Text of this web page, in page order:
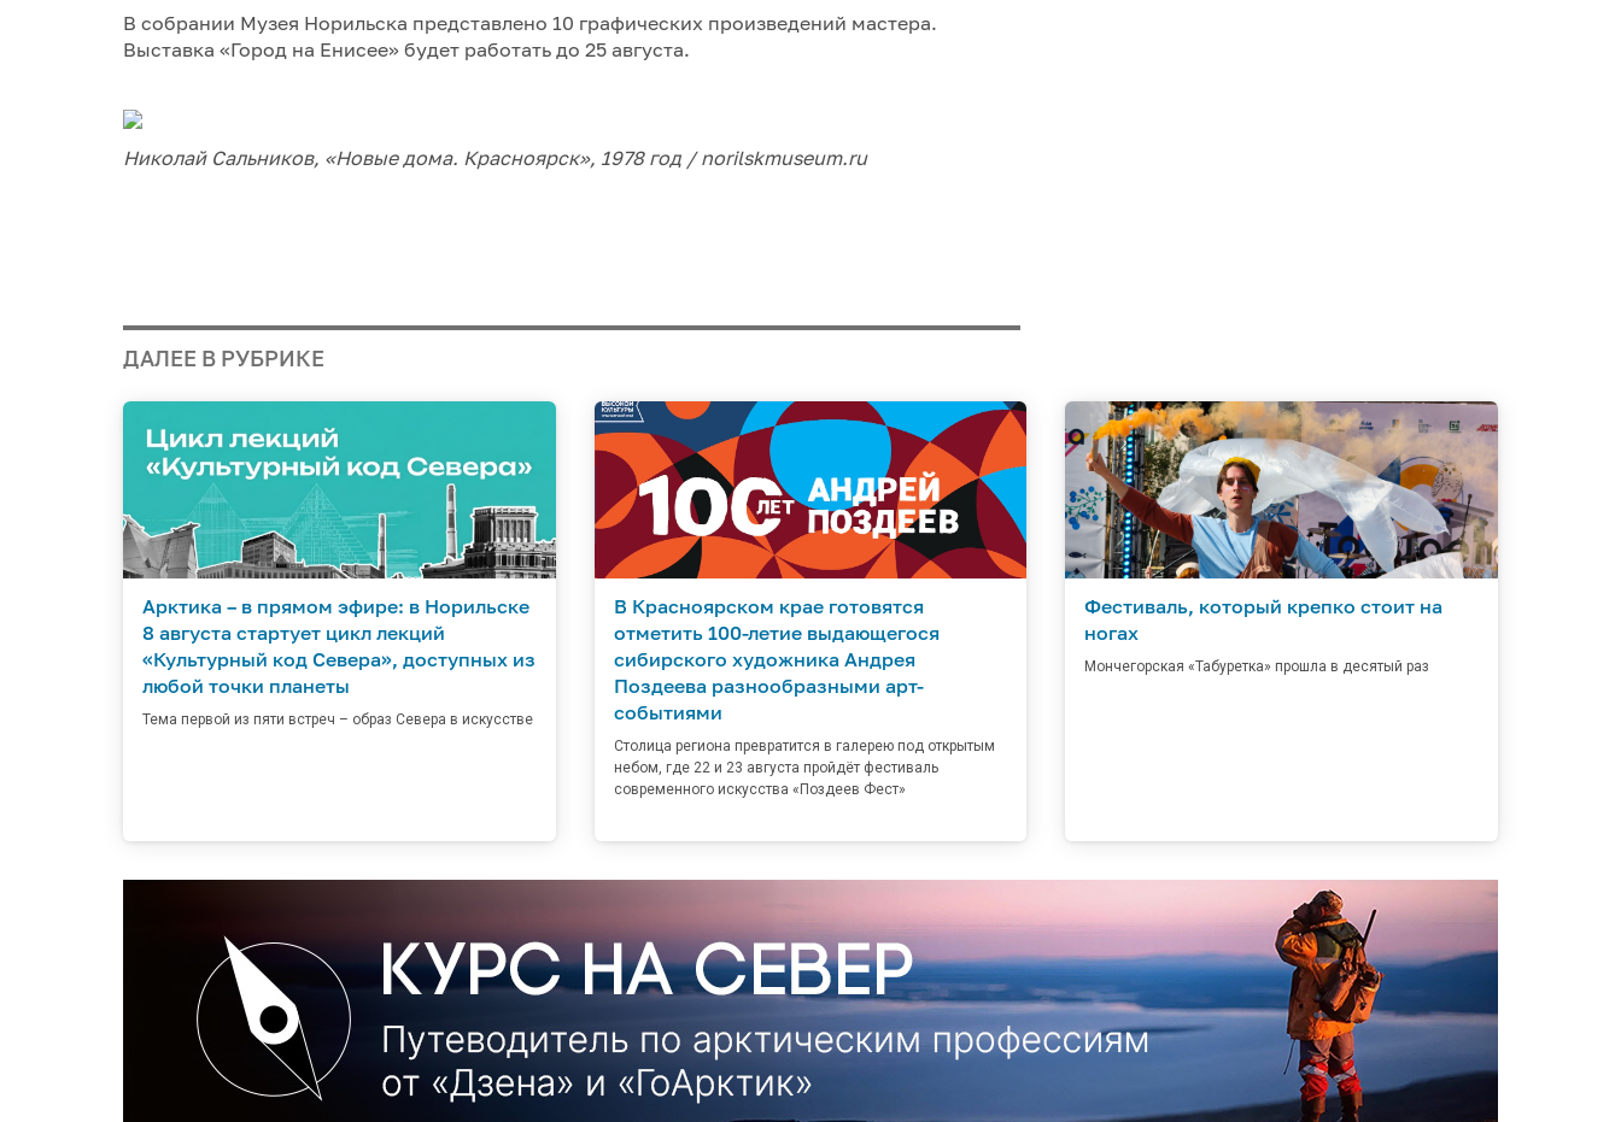
В собрании Музея Норильска представлено 10 графических произведений мастера.
Выставка «Город на Енисее» будет работать до 25 августа.
Николай Сальников, «Новые дома. Красноярск», 1978 год / norilskmuseum.ru
ДАЛЕЕ В РУБРИКЕ
Арктика – в прямом эфире: в Норильске
8 августа стартует цикл лекций
«Культурный код Севера», доступных из
любой точки планеты
Тема первой из пяти встреч – образ Севера в искусстве
В Красноярском крае готовятся
отметить 100-летие выдающегося
сибирского художника Андрея
Поздеева разнообразными арт-
событиями
Столица региона превратится в галерею под открытым
небом, где 22 и 23 августа пройдёт фестиваль
современного искусства «Поздеев Фест»
Фестиваль, который крепко стоит на
ногах
Мончегорская «Табуретка» прошла в десятый раз